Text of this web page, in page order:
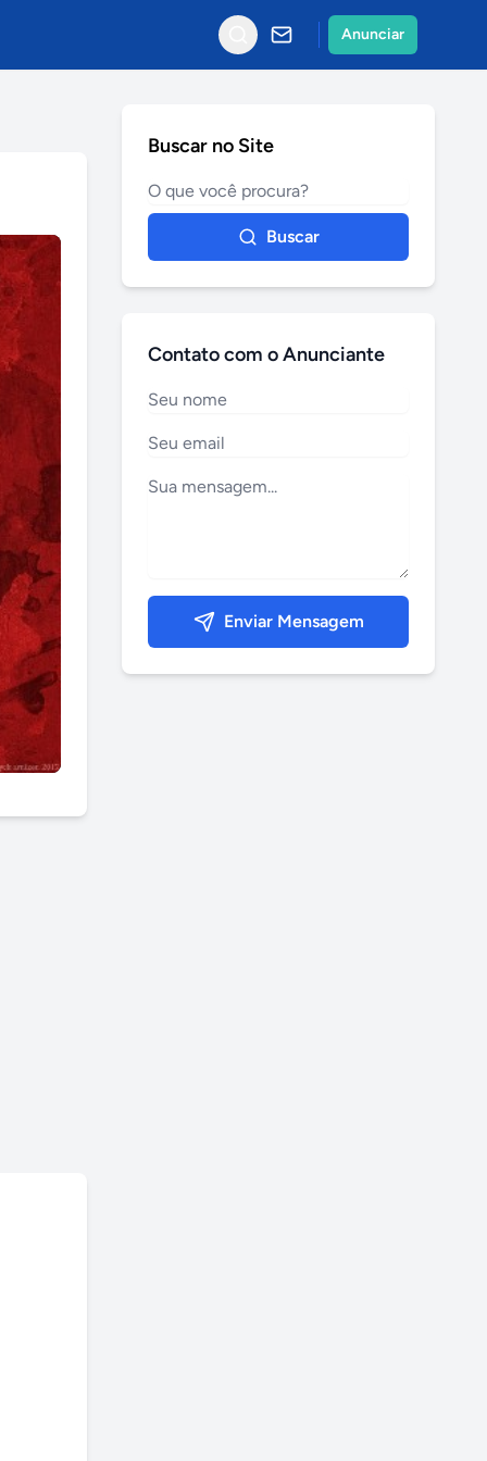
Anunciar
Buscar no Site
Buscar
Contato com o Anunciante
Enviar Mensagem